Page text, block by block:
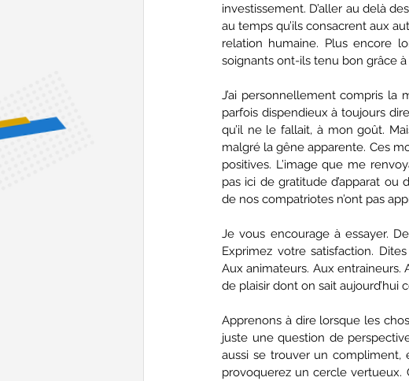
investissement. D’aller au delà
au temps qu’ils consacrent aux
relation humaine. Plus encore
soignants ont-ils tenu bon grâce
J’ai personnellement compris la
parfois dispendieux à toujours
qu’il ne le fallait, à mon goût.
malgré la gêne apparente. Ces
positives. L’image que me
pas ici de gratitude d’apparat
de nos compatriotes n’ont pas
Je vous encourage à essayer.
Exprimez votre satisfaction.
Aux animateurs. Aux
de plaisir dont on sait aujourd’hui
Apprenons à dire lorsque les
juste une question de
aussi se trouver un compliment,
provoquerez un cercle